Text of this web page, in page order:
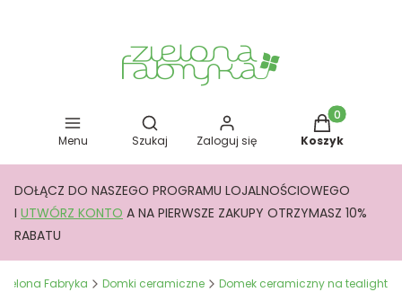
Menu
Otwórz wyszukiwarkę
Szukaj Zaloguj się
Produkty w
Koszyk
DOŁĄCZ DO NASZEGO PROGRAMU LOJALNOŚCIOWEGO
I UTWÓRZ KONTO A NA PIERWSZE ZAKUPY OTRZYMASZ 10%
RABATU
Zielona Fabryka Domki ceramiczne Domek ceramiczny na tealight